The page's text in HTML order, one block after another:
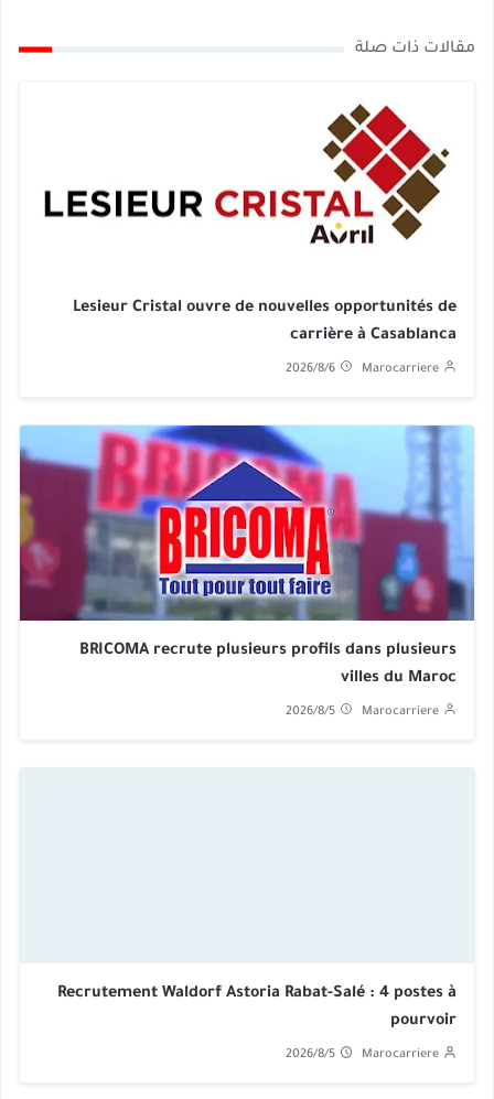
مقالات ذات صلة
Lesieur Cristal ouvre de nouvelles opportunités de
carrière à Casablanca
Marocarriere
2026/8/6
BRICOMA recrute plusieurs profils dans plusieurs
villes du Maroc
Marocarriere
2026/8/5
Recrutement Waldorf Astoria Rabat-Salé : 4 postes à
pourvoir
Marocarriere
2026/8/5